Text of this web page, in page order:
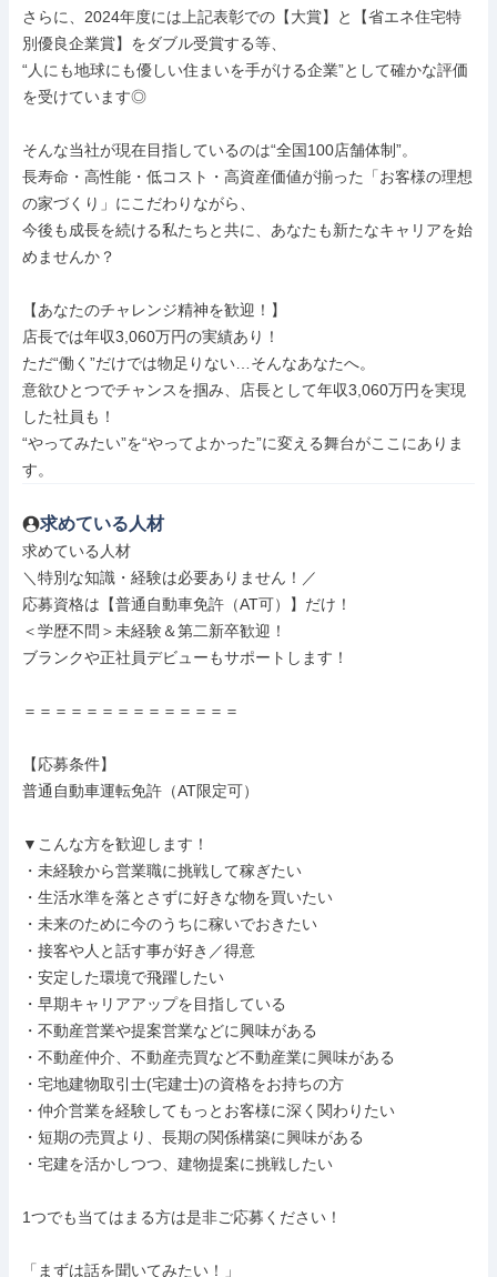
さらに、2024年度には上記表彰での【大賞】と【省エネ住宅特
別優良企業賞】をダブル受賞する等、
“人にも地球にも優しい住まいを手がける企業”として確かな評価
を受けています◎
そんな当社が現在目指しているのは“全国100店舗体制”。
長寿命・高性能・低コスト・高資産価値が揃った「お客様の理想
の家づくり」にこだわりながら、
今後も成長を続ける私たちと共に、あなたも新たなキャリアを始
めませんか？
【あなたのチャレンジ精神を歓迎！】
店長では年収3,060万円の実績あり！
ただ“働く”だけでは物足りない…そんなあなたへ。
意欲ひとつでチャンスを掴み、店長として年収3,060万円を実現
した社員も！
“やってみたい”を“やってよかった”に変える舞台がここにありま
す。
求めている人材
求めている人材
＼特別な知識・経験は必要ありません！／
応募資格は【普通自動車免許（AT可）】だけ！
＜学歴不問＞未経験＆第二新卒歓迎！
ブランクや正社員デビューもサポートします！
＝＝＝＝＝＝＝＝＝＝＝＝＝＝
【応募条件】
普通自動車運転免許（AT限定可）
▼こんな方を歓迎します！
・未経験から営業職に挑戦して稼ぎたい
・生活水準を落とさずに好きな物を買いたい
・未来のために今のうちに稼いでおきたい
・接客や人と話す事が好き／得意
・安定した環境で飛躍したい
・早期キャリアアップを目指している
・不動産営業や提案営業などに興味がある
・不動産仲介、不動産売買など不動産業に興味がある
・宅地建物取引士(宅建士)の資格をお持ちの方
・仲介営業を経験してもっとお客様に深く関わりたい
・短期の売買より、長期の関係構築に興味がある
・宅建を活かしつつ、建物提案に挑戦したい
1つでも当てはまる方は是非ご応募ください！
「まずは話を聞いてみたい！」